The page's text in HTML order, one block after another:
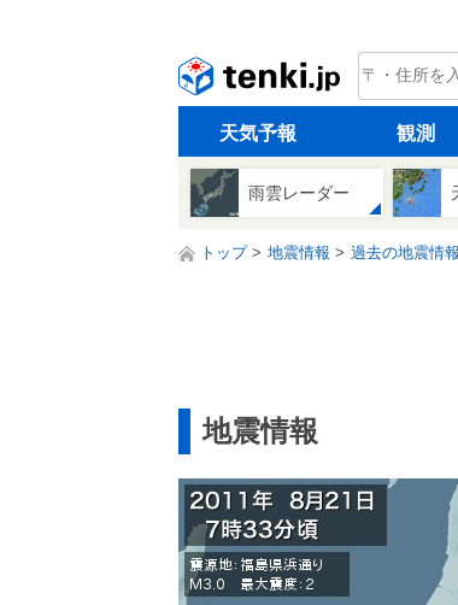
tenki.jp
天気予報 観測
雨雲レーダー
トップ 地震情報 過去の地震情報
地震情報